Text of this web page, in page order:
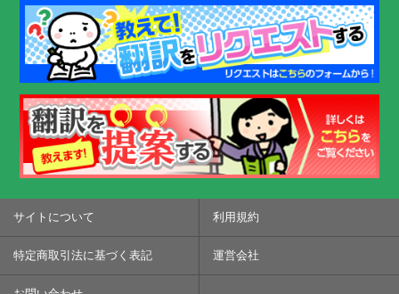
サイトについて 利用規約
特定商取引法に基づく表記 運営会社